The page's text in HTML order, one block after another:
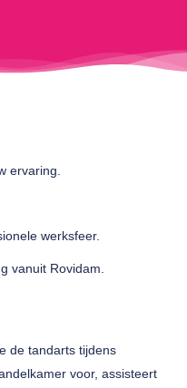
ervaring.
werksfeer.
vanuit Rovidam.
de tandarts tijdens
voor, assisteert